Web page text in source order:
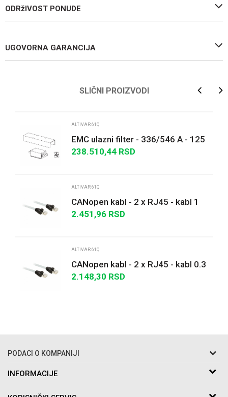
ODRžIVOST PONUDE
UGOVORNA GARANCIJA
SLIČNI PROIZVODI
ALTIVAR 61Q
EMC ulazni filter - 336/546 A - 125
W - trofazno napajanje
238.510,44 RSD
ALTIVAR 61Q
CANopen kabl - 2 x RJ45 - kabl 1
m
2.451,96 RSD
ALTIVAR 61Q
CANopen kabl - 2 x RJ45 - kabl 0.3
m
2.148,30 RSD
PODACI O KOMPANIJI
Razo DOO
Bakarska br.5
INFORMACIJE